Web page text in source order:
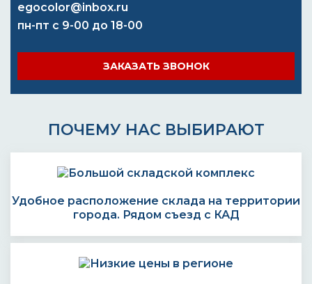
egocolor@inbox.ru
пн-пт с 9-00 до 18-00
ЗАКАЗАТЬ ЗВОНОК
ПОЧЕМУ НАС ВЫБИРАЮТ
Удобное расположение склада на территории
города. Рядом съезд с КАД